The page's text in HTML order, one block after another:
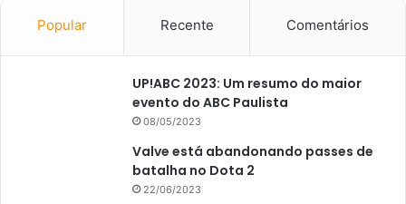
Popular Recente Comentários
UP!ABC 2023: Um resumo do maior
evento do ABC Paulista
08/05/2023
Valve está abandonando passes de
batalha no Dota 2
22/06/2023